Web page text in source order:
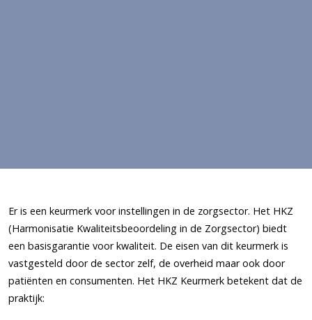
Er is een keurmerk voor instellingen in de zorgsector. Het HKZ
(Harmonisatie Kwaliteitsbeoordeling in de Zorgsector) biedt
een basisgarantie voor kwaliteit. De eisen van dit keurmerk is
vastgesteld door de sector zelf, de overheid maar ook door
patiënten en consumenten. Het HKZ Keurmerk betekent dat de
praktijk: